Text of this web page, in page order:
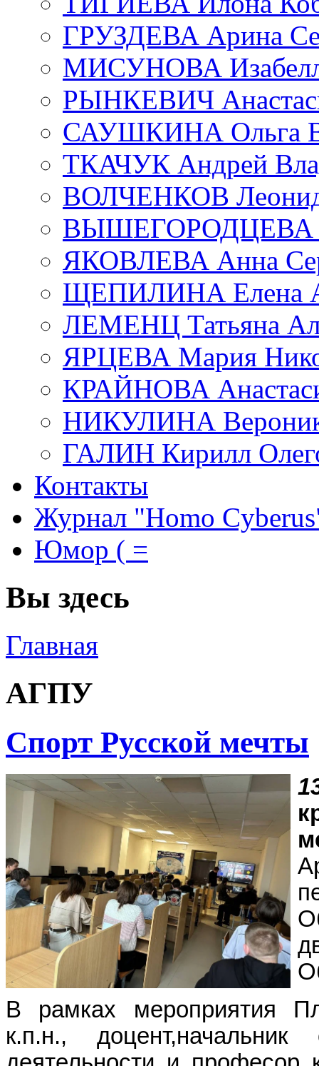
ГРУЗДЕВА Арина
МИСУНОВА
РЫНКЕВИЧ
САУШКИНА Ольга
ТКАЧУК Андрей
ВОЛЧЕНКОВ Леонид
ВЫШЕГОРОДЦЕВА
ЯКОВЛЕВА Анна
ЩЕПИЛИНА Елена
ЛЕМЕНЦ Татьяна
ЯРЦЕВА Мария
КРАЙНОВА
НИКУЛИНА
ГАЛИН Кирилл
Контакты
Журнал "Homo
Юмор ( =
Вы здесь
Главная
АГПУ
Спорт Русской мечты
В рамках мероприятия
к.п.н.,